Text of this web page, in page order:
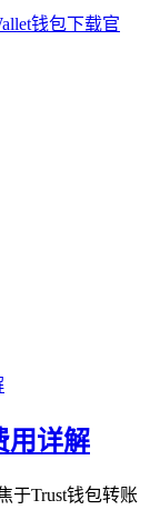
用详解
于Trust钱包转账